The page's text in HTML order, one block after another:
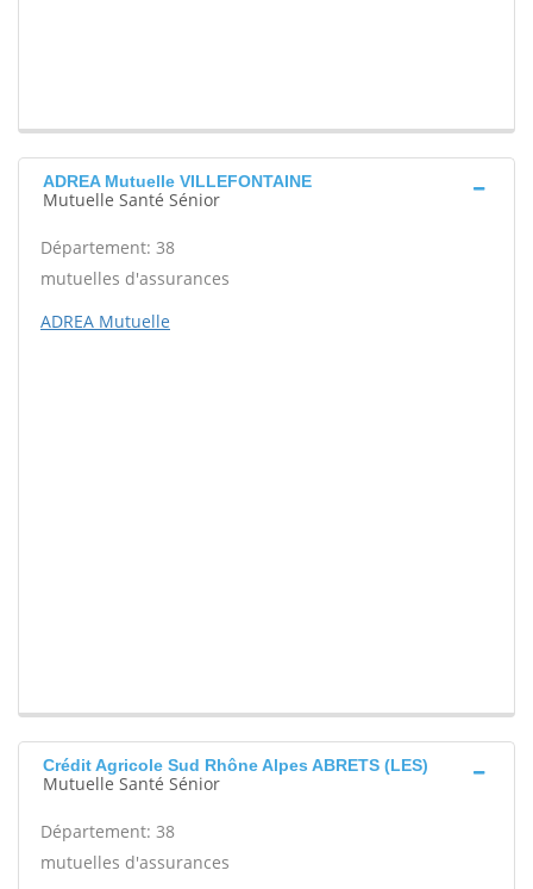
ADREA Mutuelle VILLEFONTAINE
Mutuelle Santé Sénior
Département: 38
mutuelles d'assurances
ADREA Mutuelle
Crédit Agricole Sud Rhône Alpes ABRETS (LES)
Mutuelle Santé Sénior
Département: 38
mutuelles d'assurances